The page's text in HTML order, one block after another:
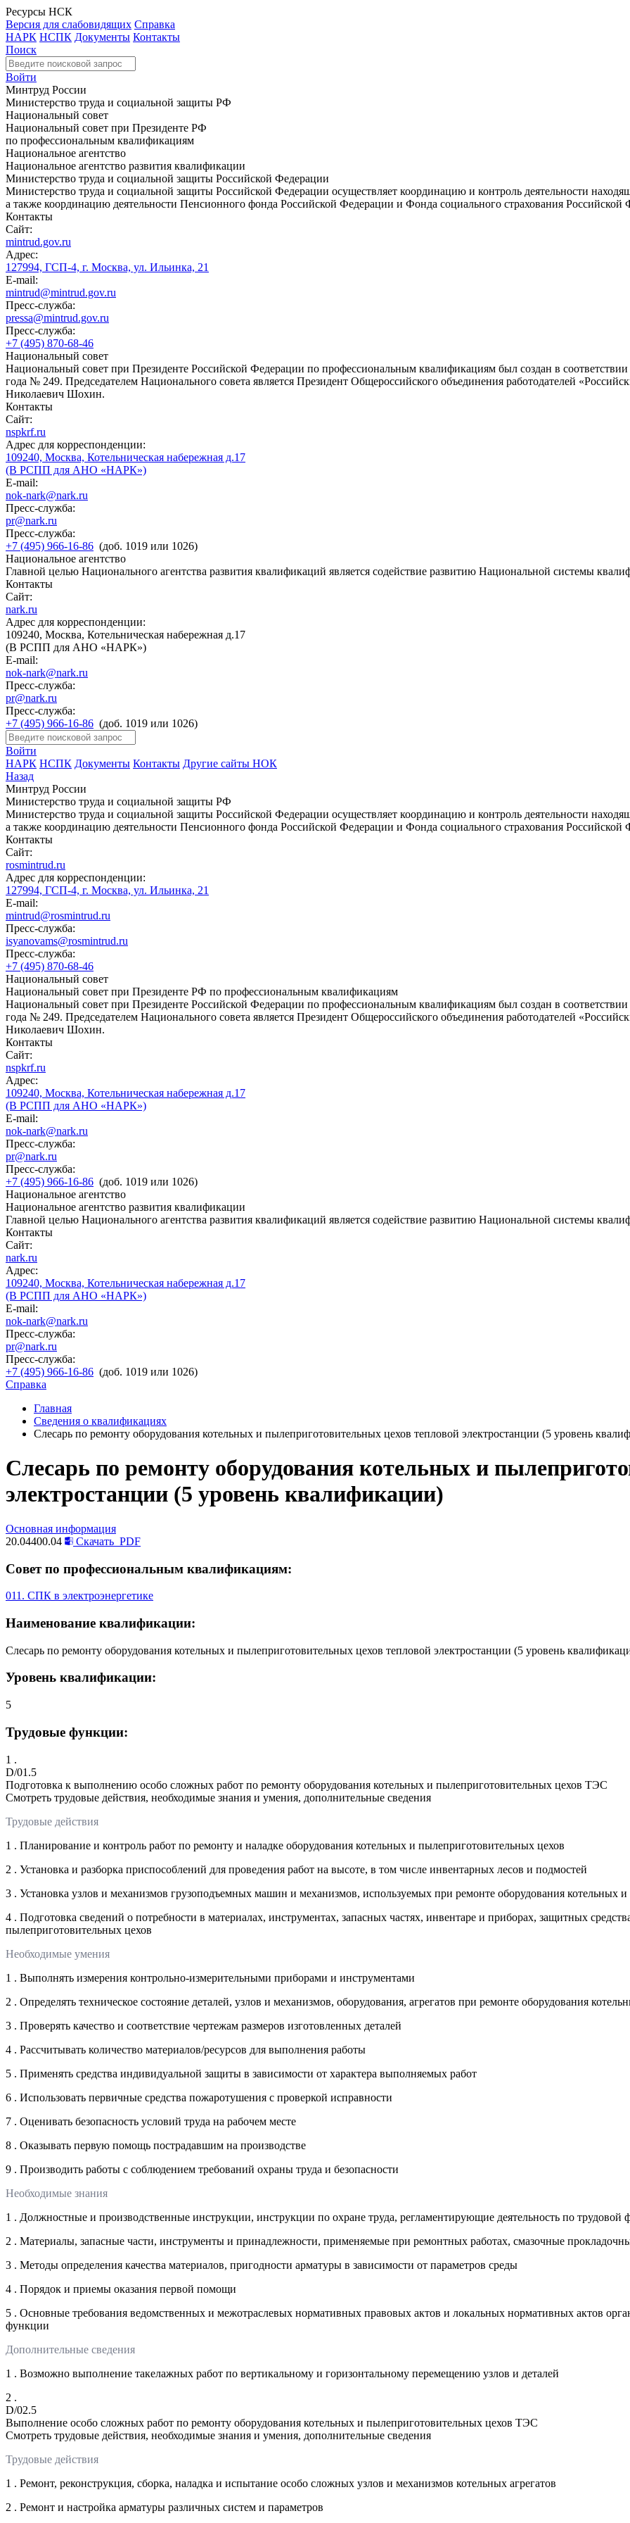
Ресурсы НСК
Версия для слабовидящих Справка
НАРК НСПК Документы Контакты
Поиск
Войти
Минтруд России
Министерство труда и социальной защиты РФ
Национальный совет
Национальный совет при Президенте РФ
по профессиональным квалификациям
Национальное агентство
Национальное агентство развития квалификации
Министерство труда и социальной защиты Российской Федерации
Министерство труда и социальной защиты Российской Федерации осуществляет координацию и контроль деятельности
а также координацию деятельности Пенсионного фонда Российской Федерации и Фонда социального страхования Российской
Контакты
Сайт:
mintrud.gov.ru
Адрес:
127994, ГСП-4, г. Москва, ул. Ильинка, 21
E-mail:
mintrud@mintrud.gov.ru
Пресс-служба:
pressa@mintrud.gov.ru
Пресс-служба:
+7 (495) 870-68-46
Национальный совет
Национальный совет при Президенте Российской Федерации по профессиональным квалификациям был создан в
года № 249. Председателем Национального совета является Президент Общероссийского объединения работодателей
Николаевич Шохин.
Контакты
Сайт:
nspkrf.ru
Адрес для корреспонденции:
109240, Москва, Котельническая набережная д.17
(В РСПП для АНО «НАРК»)
E-mail:
nok-nark@nark.ru
Пресс-служба:
pr@nark.ru
Пресс-служба:
+7 (495) 966-16-86 (доб. 1019 или 1026)
Национальное агентство
Главной целью Национального агентства развития квалификаций является содействие развитию Национальной системы
Контакты
Сайт:
nark.ru
Адрес для корреспонденции:
109240, Москва, Котельническая набережная д.17
(В РСПП для АНО «НАРК»)
E-mail:
nok-nark@nark.ru
Пресс-служба:
pr@nark.ru
Пресс-служба:
+7 (495) 966-16-86 (доб. 1019 или 1026)
Войти
НАРК НСПК Документы Контакты Другие сайты НОК
Назад
Минтруд России
Министерство труда и социальной защиты РФ
Министерство труда и социальной защиты Российской Федерации осуществляет координацию и контроль деятельности
а также координацию деятельности Пенсионного фонда Российской Федерации и Фонда социального страхования Российской
Контакты
Сайт:
rosmintrud.ru
Адрес для корреспонденции:
127994, ГСП-4, г. Москва, ул. Ильинка, 21
E-mail:
mintrud@rosmintrud.ru
Пресс-служба:
isyanovams@rosmintrud.ru
Пресс-служба:
+7 (495) 870-68-46
Национальный совет
Национальный совет при Президенте РФ по профессиональным квалификациям
Национальный совет при Президенте Российской Федерации по профессиональным квалификациям был создан в
года № 249. Председателем Национального совета является Президент Общероссийского объединения работодателей
Николаевич Шохин.
Контакты
Сайт:
nspkrf.ru
Адрес:
109240, Москва, Котельническая набережная д.17
(В РСПП для АНО «НАРК»)
E-mail:
nok-nark@nark.ru
Пресс-служба:
pr@nark.ru
Пресс-служба:
+7 (495) 966-16-86 (доб. 1019 или 1026)
Национальное агентство
Национальное агентство развития квалификации
Главной целью Национального агентства развития квалификаций является содействие развитию Национальной системы
Контакты
Сайт:
nark.ru
Адрес:
109240, Москва, Котельническая набережная д.17
(В РСПП для АНО «НАРК»)
E-mail:
nok-nark@nark.ru
Пресс-служба:
pr@nark.ru
Пресс-служба:
+7 (495) 966-16-86 (доб. 1019 или 1026)
Справка
Главная
Сведения о квалификациях
Слесарь по ремонту оборудования котельных и пылеприготовительных цехов тепловой электростанции (5 уровень
Слесарь по ремонту оборудования котельных и
электростанции (5 уровень квалификации)
Основная информация
20.04400.04
Скачать PDF
Совет по профессиональным квалификациям:
011. СПК в электроэнергетике
Наименование квалификации:
Слесарь по ремонту оборудования котельных и пылеприготовительных цехов тепловой электростанции (5 уровень
Уровень квалификации:
5
Трудовые функции:
1 .
D/01.5
Подготовка к выполнению особо сложных работ по ремонту оборудования котельных и пылеприготовительных цехов ТЭС
Смотреть трудовые действия, необходимые знания и умения, дополнительные сведения
Трудовые действия
1 . Планирование и контроль работ по ремонту и наладке оборудования котельных и пылеприготовительных цехов
2 . Установка и разборка приспособлений для проведения работ на высоте, в том числе инвентарных лесов и подмостей
3 . Установка узлов и механизмов грузоподъемных машин и механизмов, используемых при ремонте оборудования котельных
4 . Подготовка сведений о потребности в материалах, инструментах, запасных частях, инвентаре и приборах, защитных
пылеприготовительных цехов
Необходимые умения
1 . Выполнять измерения контрольно-измерительными приборами и инструментами
2 . Определять техническое состояние деталей, узлов и механизмов, оборудования, агрегатов при ремонте оборудования
3 . Проверять качество и соответствие чертежам размеров изготовленных деталей
4 . Рассчитывать количество материалов/ресурсов для выполнения работы
5 . Применять средства индивидуальной защиты в зависимости от характера выполняемых работ
6 . Использовать первичные средства пожаротушения с проверкой исправности
7 . Оценивать безопасность условий труда на рабочем месте
8 . Оказывать первую помощь пострадавшим на производстве
9 . Производить работы с соблюдением требований охраны труда и безопасности
Необходимые знания
1 . Должностные и производственные инструкции, инструкции по охране труда, регламентирующие деятельность по трудовой
2 . Материалы, запасные части, инструменты и принадлежности, применяемые при ремонтных работах, смазочные
3 . Методы определения качества материалов, пригодности арматуры в зависимости от параметров среды
4 . Порядок и приемы оказания первой помощи
5 . Основные требования ведомственных и межотраслевых нормативных правовых актов и локальных нормативных актов
функции
Дополнительные сведения
1 . Возможно выполнение такелажных работ по вертикальному и горизонтальному перемещению узлов и деталей
2 .
D/02.5
Выполнение особо сложных работ по ремонту оборудования котельных и пылеприготовительных цехов ТЭС
Смотреть трудовые действия, необходимые знания и умения, дополнительные сведения
Трудовые действия
1 . Ремонт, реконструкция, сборка, наладка и испытание особо сложных узлов и механизмов котельных агрегатов
2 . Ремонт и настройка арматуры различных систем и параметров